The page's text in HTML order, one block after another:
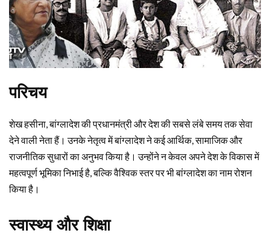
परिचय
शेख हसीना, बांग्लादेश की प्रधानमंत्री और देश की सबसे लंबे समय तक सेवा
देने वाली नेता हैं। उनके नेतृत्व में बांग्लादेश ने कई आर्थिक, सामाजिक और
राजनीतिक सुधारों का अनुभव किया है। उन्होंने न केवल अपने देश के विकास में
महत्वपूर्ण भूमिका निभाई है, बल्कि वैश्विक स्तर पर भी बांग्लादेश का नाम रोशन
किया है।
स्वास्थ्य और शिक्षा